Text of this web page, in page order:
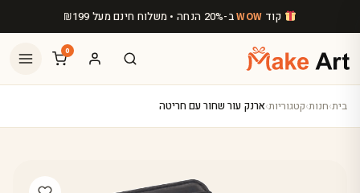
דלג לתוכן הראשי קוד WOWב-20% הנחה • משלוח חינם מעל ₪199
0
בית›חנות›קטגוריות›ארנק עור שחור עם חריטה